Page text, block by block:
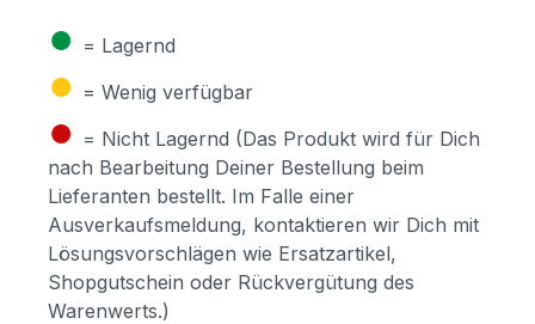
● = Lagernd
● = Wenig verfügbar
● = Nicht Lagernd (Das Produkt wird für Dich
nach Bearbeitung Deiner Bestellung beim
Lieferanten bestellt. Im Falle einer
Ausverkaufsmeldung, kontaktieren wir Dich mit
Lösungsvorschlägen wie Ersatzartikel,
Shopgutschein oder Rückvergütung des
Warenwerts.)